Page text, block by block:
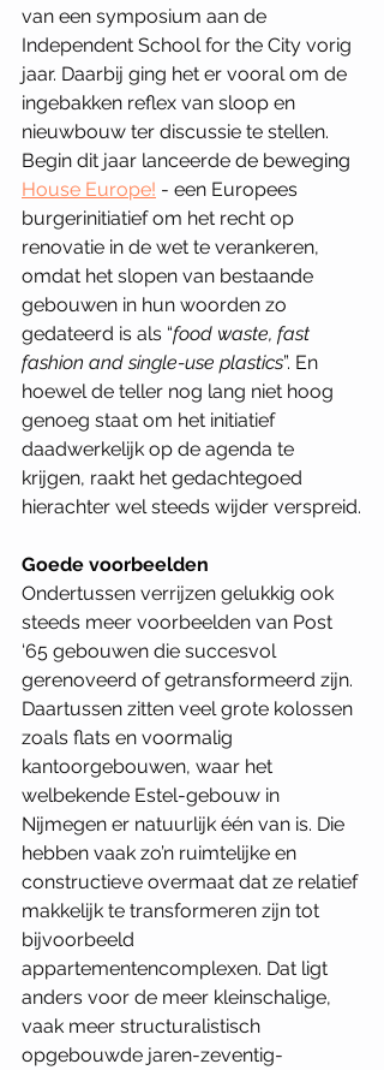
van een symposium aan de
Independent School for the City vorig
jaar. Daarbij ging het er vooral om de
ingebakken reflex van sloop en
nieuwbouw ter discussie te stellen.
Begin dit jaar lanceerde de beweging
House Europe! - een Europees
burgerinitiatief om het recht op
renovatie in de wet te verankeren,
omdat het slopen van bestaande
gebouwen in hun woorden zo
gedateerd is als “food waste, fast
fashion and single-use plastics”. En
hoewel de teller nog lang niet hoog
genoeg staat om het initiatief
daadwerkelijk op de agenda te
krijgen, raakt het gedachtegoed
hierachter wel steeds wijder verspreid.
Goede voorbeelden
Ondertussen verrijzen gelukkig ook
steeds meer voorbeelden van Post
‘65 gebouwen die succesvol
gerenoveerd of getransformeerd zijn.
Daartussen zitten veel grote kolossen
zoals flats en voormalig
kantoorgebouwen, waar het
welbekende Estel-gebouw in
Nijmegen er natuurlijk één van is. Die
hebben vaak zo’n ruimtelijke en
constructieve overmaat dat ze relatief
makkelijk te transformeren zijn tot
bijvoorbeeld
appartementencomplexen. Dat ligt
anders voor de meer kleinschalige,
vaak meer structuralistisch
opgebouwde jaren-zeventig-